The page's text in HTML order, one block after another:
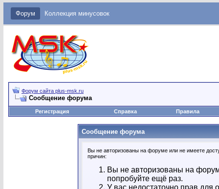
Форум Коллекция минусовок
Форум сайта plus-msk.ru
Сообщение форума
Регистрация Справка Правила
Сообщение форума
Вы не авторизованы на форуме или не имеете
причин:
Вы не авторизованы на
попробуйте ещё раз.